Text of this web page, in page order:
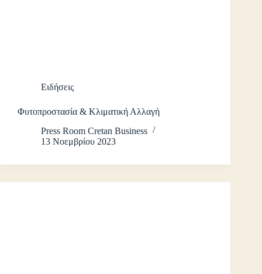
Ειδήσεις
Φυτοπροστασία & Κλιματική Αλλαγή
Press Room Cretan Business
13 Νοεμβρίου 2023